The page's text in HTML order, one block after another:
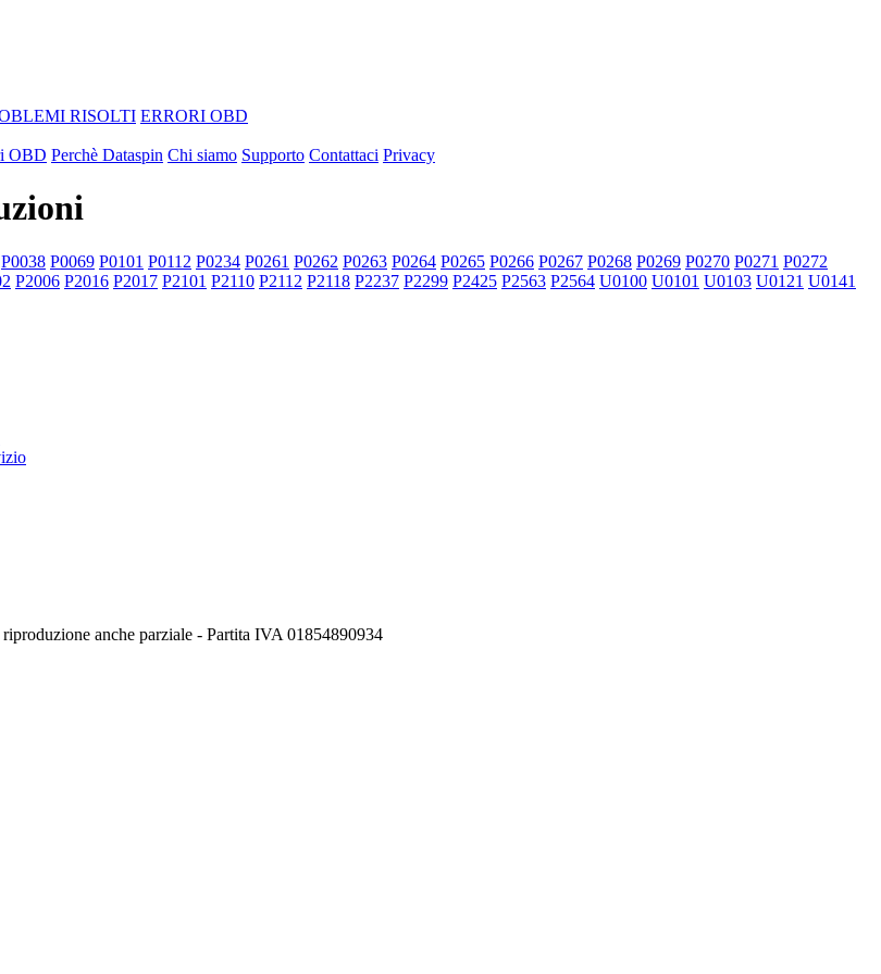
RISOLTI ERRORI OBD
OBD Perchè Dataspin Chi siamo Supporto Contattaci Privacy
P0038 P0069 P0101 P0112 P0234 P0261 P0262 P0263 P0264 P0265 P0266 P0267 P0268 P0269 P0270 P0271 P0272
P2006 P2016 P2017 P2101 P2110 P2112 P2118 P2237 P2299 P2425 P2563 P2564 U0100 U0101 U0103 U0121 U0141
anche parziale - Partita IVA 01854890934